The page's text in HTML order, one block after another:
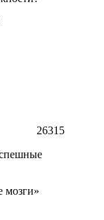
26315
мозги»